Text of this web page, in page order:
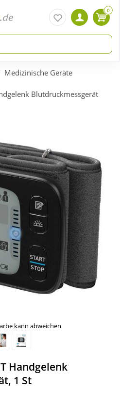
0
Medizinische Geräte
Blutdruckmessgerät
kann abweichen
Handgelenk
1 St